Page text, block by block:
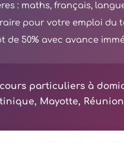
: maths, français,
pour votre emploi du
de 50% avec avance
particuliers à
Mayotte,